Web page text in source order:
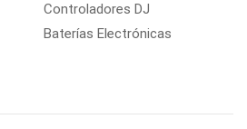
Controladores DJ
Baterías Electrónicas